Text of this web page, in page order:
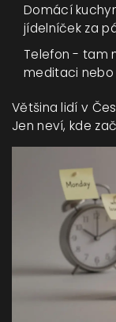
Domácí
jídelníček za
Telefon - tam
meditaci nebo
Většina lidí v
Jen neví, kde